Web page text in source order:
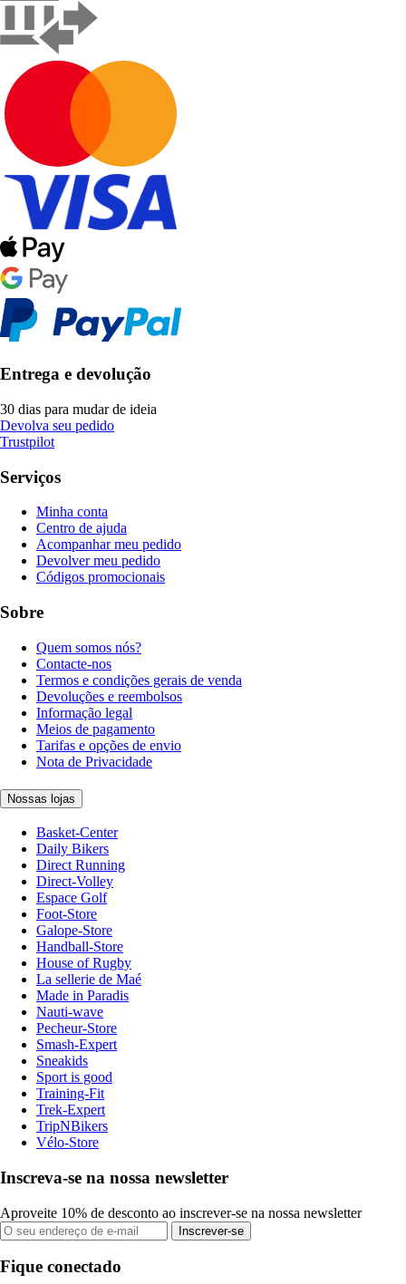
Entrega e devolução
30 dias para mudar de ideia
Devolva seu pedido
Trustpilot
Serviços
Minha conta
Centro de ajuda
Acompanhar meu pedido
Devolver meu pedido
Códigos promocionais
Sobre
Quem somos nós?
Contacte-nos
Termos e condições gerais de venda
Devoluções e reembolsos
Informação legal
Meios de pagamento
Tarifas e opções de envio
Nota de Privacidade
Nossas lojas
Basket-Center
Daily Bikers
Direct Running
Direct-Volley
Espace Golf
Foot-Store
Galope-Store
Handball-Store
House of Rugby
La sellerie de Maé
Made in Paradis
Nauti-wave
Pecheur-Store
Smash-Expert
Sneakids
Sport is good
Training-Fit
Trek-Expert
TripNBikers
Vélo-Store
Inscreva-se na nossa newsletter
Aproveite 10% de desconto ao inscrever-se na nossa newsletter
Inscrever-se
Fique conectado